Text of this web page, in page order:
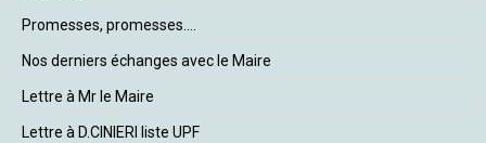
Promesses, promesses....
Nos derniers échanges avec le Maire
Lettre à Mr le Maire
Lettre à D.CINIERI liste UPF